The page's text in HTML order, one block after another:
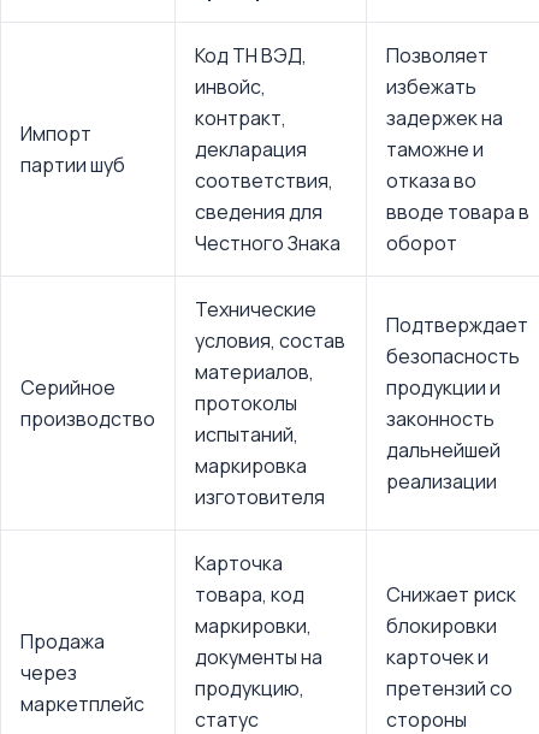
Импорт
партии шуб
Код ТН ВЭД,
инвойс,
контракт,
декларация
соответствия,
сведения для
Честного Знака
Позволяет
избежать
задержек на
таможне и
отказа во
вводе товара в
оборот
Серийное
производство
Технические
условия, состав
материалов,
протоколы
испытаний,
маркировка
изготовителя
Подтверждает
безопасность
продукции и
законность
дальнейшей
реализации
Продажа
через
маркетплейс
Карточка
товара, код
маркировки,
документы на
продукцию,
статус
Снижает риск
блокировки
карточек и
претензий со
стороны